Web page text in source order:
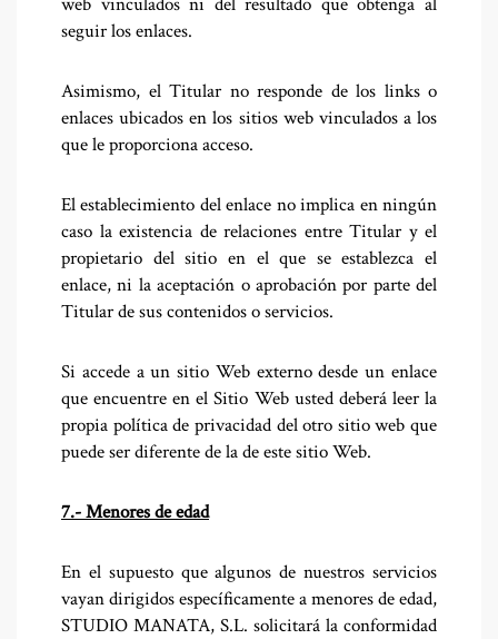
seguir los enlaces.
Asimismo, el Titular no responde de los links o
enlaces ubicados en los sitios web vinculados a los
que le proporciona acceso.
El establecimiento del enlace no implica en ningún
caso la existencia de relaciones entre Titular y el
propietario del sitio en el que se establezca el
enlace, ni la aceptación o aprobación por parte del
Titular de sus contenidos o servicios.
Si accede a un sitio Web externo desde un enlace
que encuentre en el Sitio Web usted deberá leer la
propia política de privacidad del otro sitio web que
puede ser diferente de la de este sitio Web.
7.- Menores de edad
En el supuesto que algunos de nuestros servicios
vayan dirigidos específicamente a menores de edad,
STUDIO MANATA, S.L. solicitará la conformidad